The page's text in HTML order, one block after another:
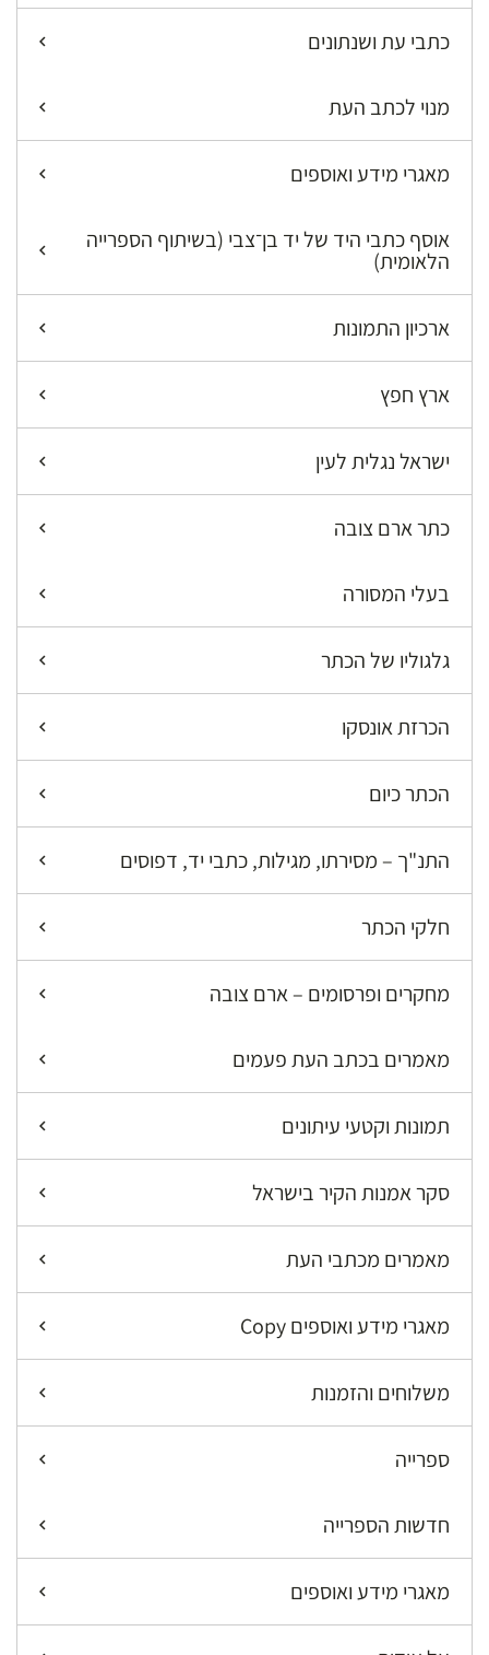
כתבי עת ושנתונים
מנוי לכתב העת
מאגרי מידע ואוספים
אוסף כתבי היד של יד בן־צבי (בשיתוף הספרייה
הלאומית)
ארכיון התמונות
ארץ חפץ
ישראל נגלית לעין
כתר ארם צובה
בעלי המסורה
גלגוליו של הכתר
הכרזת אונסקו
הכתר כיום
התנ"ך – מסירתו, מגילות, כתבי יד, דפוסים
חלקי הכתר
מחקרים ופרסומים – ארם צובה
מאמרים בכתב העת פעמים
תמונות וקטעי עיתונים
סקר אמנות הקיר בישראל
מאמרים מכתבי העת
מאגרי מידע ואוספים Copy
משלוחים והזמנות
ספרייה
חדשות הספרייה
מאגרי מידע ואוספים